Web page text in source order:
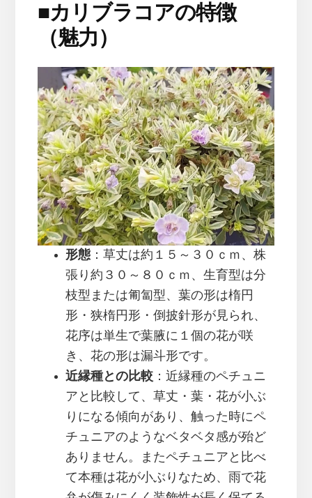
■カリブラコアの特徴
（魅力）
形態：草丈は約１５～３０ｃｍ、株
張り約３０～８０ｃｍ、生育型は分
枝型または匍匐型、葉の形は楕円
形・狭楕円形・倒披針形が見られ、
花序は単生で葉腋に１個の花が咲
き、花の形は漏斗形です。
近縁種との比較：近縁種のペチュニ
アと比較して、草丈・葉・花が小ぶ
りになる傾向があり、触った時にペ
チュニアのようなベタベタ感が殆ど
ありません。またペチュニアと比べ
て本種は花が小ぶりなため、雨で花